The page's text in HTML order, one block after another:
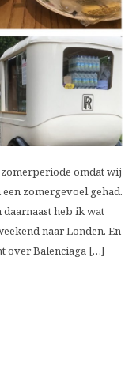
omdat wij
zomergevoel gehad.
daarnaast heb ik wat
naar Londen. En
over Balenciaga […]